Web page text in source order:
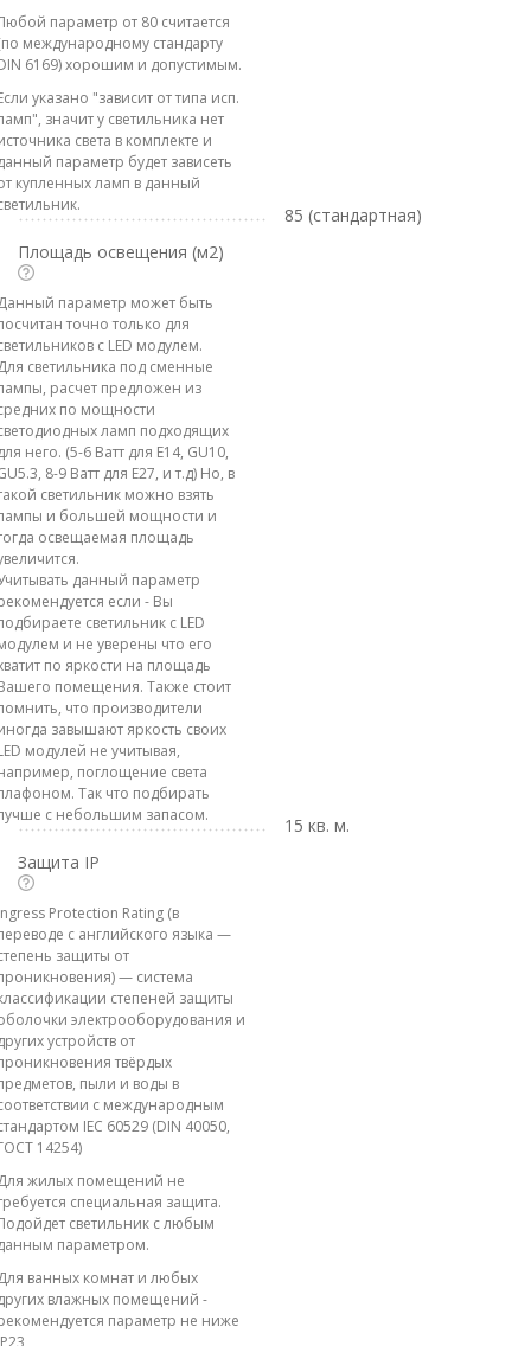
параметр от 80 считается
международному стандарту
6169) хорошим и допустимым.
указано "зависит от типа исп.
значит у светильника нет
света в комплекте и
параметр будет зависеть
купленных ламп в данный
85 (стандартная)
Площадь освещения (м2)
параметр может быть
точно только для
с LED модулем.
светильника под сменные
расчет предложен из
по мощности
ламп подходящих
него. (5-6 Ватт для E14, GU10,
8-9 Ватт для E27, и т.д) Но, в
светильник можно взять
и большей мощности и
освещаемая площадь
данный параметр
если - Вы
светильник с LED
и не уверены что его
по яркости на площадь
помещения. Также стоит
что производители
завышают яркость своих
модулей не учитывая,
поглощение света
Так что подбирать
с небольшим запасом.
15 кв. м.
Защита IP
Protection Rating (в
с английского языка —
защиты от
— система
степеней защиты
электрооборудования и
устройств от
твёрдых
пыли и воды в
с международным
IEC 60529 (DIN 40050,
14254)
жилых помещений не
специальная защита.
светильник с любым
параметром.
ванных комнат и любых
влажных помещений -
параметр не ниже